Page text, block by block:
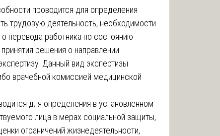
проводится для определения
трудовую деятельность, необходимости
перевода работника по состоянию
решения о направлении
Данный вид экспертизы
врачебной комиссией медицинской
для определения в установленном
лица в мерах социальной защиты,
ограничений жизнедеятельности,